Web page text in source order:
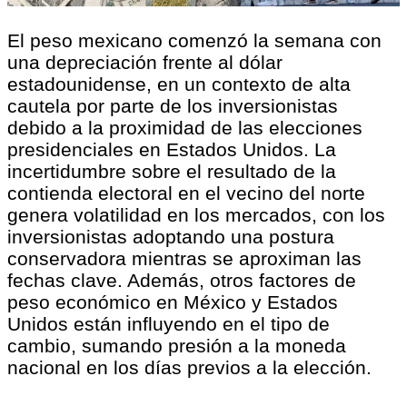
El peso mexicano comenzó la semana con
una depreciación frente al dólar
estadounidense, en un contexto de alta
cautela por parte de los inversionistas
debido a la proximidad de las elecciones
presidenciales en Estados Unidos. La
incertidumbre sobre el resultado de la
contienda electoral en el vecino del norte
genera volatilidad en los mercados, con los
inversionistas adoptando una postura
conservadora mientras se aproximan las
fechas clave. Además, otros factores de
peso económico en México y Estados
Unidos están influyendo en el tipo de
cambio, sumando presión a la moneda
nacional en los días previos a la elección.